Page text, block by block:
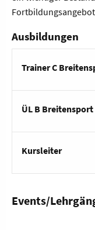
Ausbildungen
Trainer C
ÜL B
Kursleiter
Events/